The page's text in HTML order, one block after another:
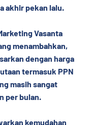
akhir pekan lalu.
Vasanta
menambahkan,
dengan harga
termasuk PPN
masih sangat
per bulan.
kemudahan